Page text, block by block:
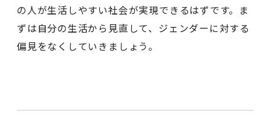
の人が生活しやすい社会が実現できるはずです。ま
ずは自分の生活から見直して、ジェンダーに対する
偏見をなくしていきましょう。